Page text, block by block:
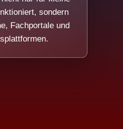
sondern
Fachportale und